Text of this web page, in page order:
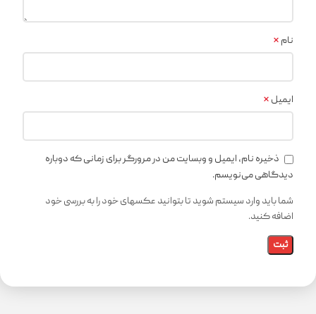
نام *
ایمیل *
ذخیره نام، ایمیل و وبسایت من در مرورگر برای زمانی که دوباره
دیدگاهی می‌نویسم.
شما باید وارد سیستم شوید تا بتوانید عکسهای خود را به بررسی خود
اضافه کنید.